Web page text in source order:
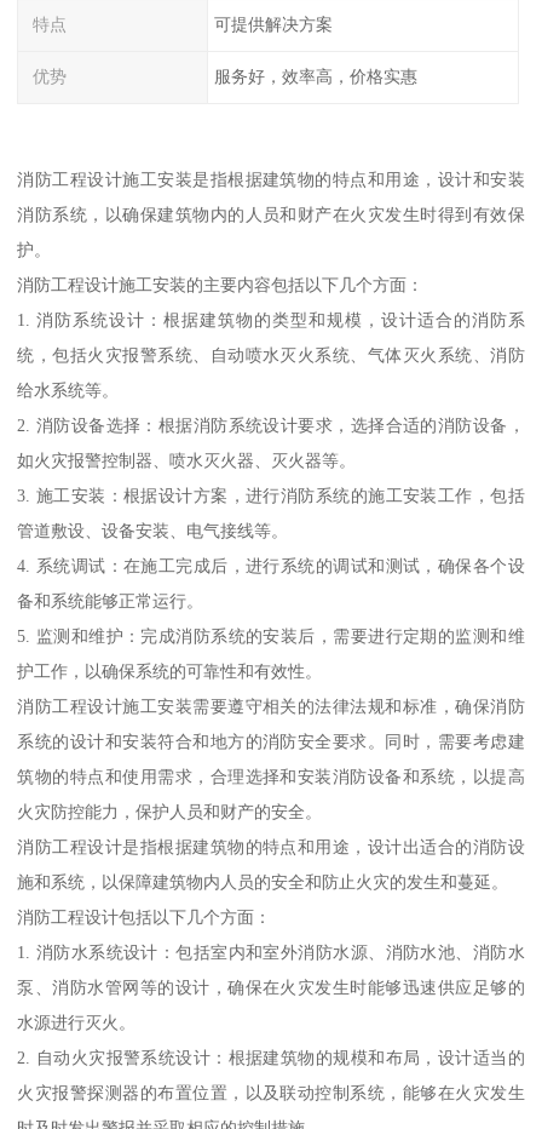
特点 可提供解决方案
优势 服务好，效率高，价格实惠
消防工程设计施工安装是指根据建筑物的特点和用途，设计和安装
消防系统，以确保建筑物内的人员和财产在火灾发生时得到有效保
护。
消防工程设计施工安装的主要内容包括以下几个方面：
1. 消防系统设计：根据建筑物的类型和规模，设计适合的消防系
统，包括火灾报警系统、自动喷水灭火系统、气体灭火系统、消防
给水系统等。
2. 消防设备选择：根据消防系统设计要求，选择合适的消防设备，
如火灾报警控制器、喷水灭火器、灭火器等。
3. 施工安装：根据设计方案，进行消防系统的施工安装工作，包括
管道敷设、设备安装、电气接线等。
4. 系统调试：在施工完成后，进行系统的调试和测试，确保各个设
备和系统能够正常运行。
5. 监测和维护：完成消防系统的安装后，需要进行定期的监测和维
护工作，以确保系统的可靠性和有效性。
消防工程设计施工安装需要遵守相关的法律法规和标准，确保消防
系统的设计和安装符合和地方的消防安全要求。同时，需要考虑建
筑物的特点和使用需求，合理选择和安装消防设备和系统，以提高
火灾防控能力，保护人员和财产的安全。
消防工程设计是指根据建筑物的特点和用途，设计出适合的消防设
施和系统，以保障建筑物内人员的安全和防止火灾的发生和蔓延。
消防工程设计包括以下几个方面：
1. 消防水系统设计：包括室内和室外消防水源、消防水池、消防水
泵、消防水管网等的设计，确保在火灾发生时能够迅速供应足够的
水源进行灭火。
2. 自动火灾报警系统设计：根据建筑物的规模和布局，设计适当的
火灾报警探测器的布置位置，以及联动控制系统，能够在火灾发生